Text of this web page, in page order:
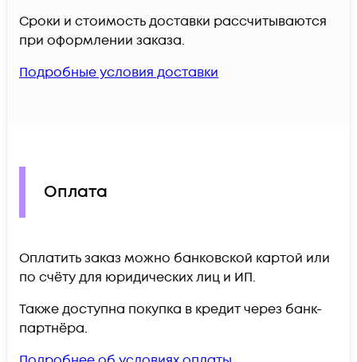
Сроки и стоимость доставки рассчитываются
при оформлении заказа.
Подробные условия доставки
Оплата
Оплатить заказ можно банковской картой или
по счёту для юридических лиц и ИП.
Также доступна покупка в кредит через банк-
партнёра.